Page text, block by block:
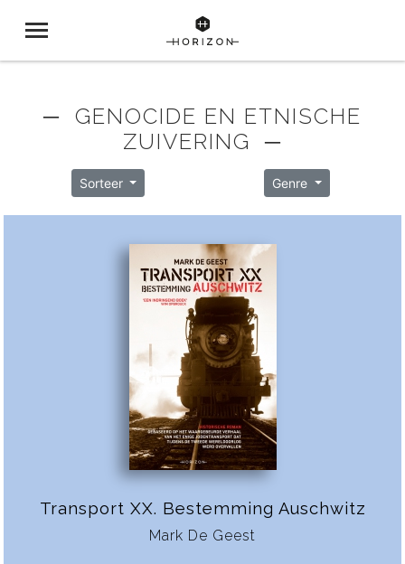
─ GENOCIDE EN ETNISCHE
ZUIVERING ─
Sorteer Genre
Transport XX. Bestemming Auschwitz
Mark De Geest